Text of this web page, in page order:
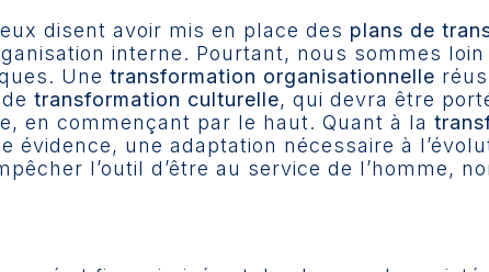
disent avoir mis en place des plans de
interne. Pourtant, nous sommes loin
Une transformation organisationnelle
transformation culturelle, qui devra être
en commençant par le haut. Quant à la
évidence, une adaptation nécessaire à
l’outil d’être au service de l’homme,